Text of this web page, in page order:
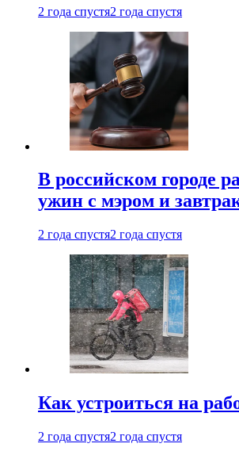
2 года спустя2 года спустя
В российском городе
ужин с мэром и
2 года спустя2 года спустя
Как устроиться на
2 года спустя2 года спустя